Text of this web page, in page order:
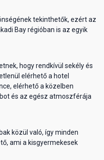
tekinthetők, ezért az
Bay régióban is az egyik
hogy rendkívül sekély és
elérhető a hotel
elérhető a közelben
és az egész atmoszférája
közül való, így minden
ami a kisgyermekesek